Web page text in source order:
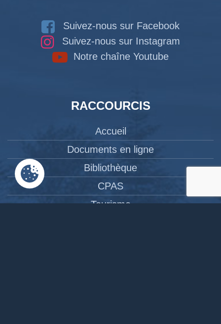
Suivez-nous sur Facebook
Suivez-nous sur Instagram
Notre chaîne Youtube
RACCOURCIS
Accueil
Documents en ligne
Bibliothèque
CPAS
Tourisme